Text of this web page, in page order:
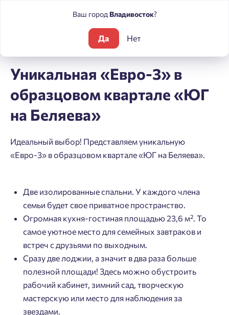
Уникальная «Евро-3» в образцовом
Уникальная «Евро-3» в
образцовом квартале «ЮГ
на Беляева»
Идеальный выбор! Представляем уникальную
«Евро-3» в образцовом квартале «ЮГ на Беляева».
Две изолированные спальни. У каждого члена
семьи будет свое приватное пространство.
Огромная кухня-гостиная площадью 23,6 м². То
самое уютное место для семейных завтраков и
встреч с друзьями по выходным.
Сразу две лоджии, а значит в два раза больше
полезной площади! Здесь можно обустроить
рабочий кабинет, зимний сад, творческую
мастерскую или место для наблюдения за
звездами.
Ваш город Владивосток?
Да Нет